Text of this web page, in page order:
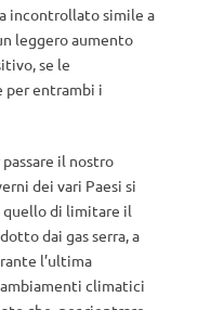
incontrollato simile a
leggero aumento
se le
per entrambi i
il nostro
dei vari Paesi si
di limitare il
dai gas serra, a
l’ultima
climatici